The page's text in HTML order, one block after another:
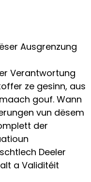
Ausgrenzung
Verantwortung
ze gesinn, aus
gouf. Wann
vun dësem
der
Deeler
a Validitéit